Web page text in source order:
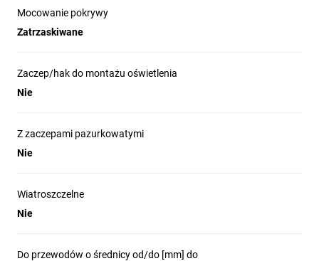
Mocowanie pokrywy
Zatrzaskiwane
Zaczep/hak do montażu oświetlenia
Nie
Z zaczepami pazurkowatymi
Nie
Wiatroszczelne
Nie
Do przewodów o średnicy od/do [mm] do